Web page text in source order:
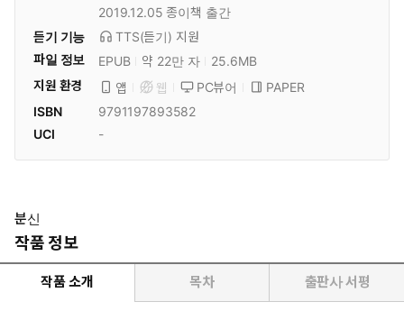
2019.12.05 종이책 출간
듣기 기능
TTS(듣기) 지원
파일 정보
EPUB 약 22만 자
25.6MB
지원 환경
앱 웹 PC뷰어
PAPER
ISBN
9791197893582
UCI
-
분신
작품 정보
작품 소개 목차 출판사 서평